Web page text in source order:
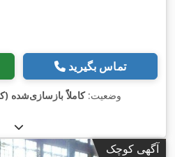
تماس بگیرید
وضعیت:کاملاً بازسازی‌شده
آگهی کوچک